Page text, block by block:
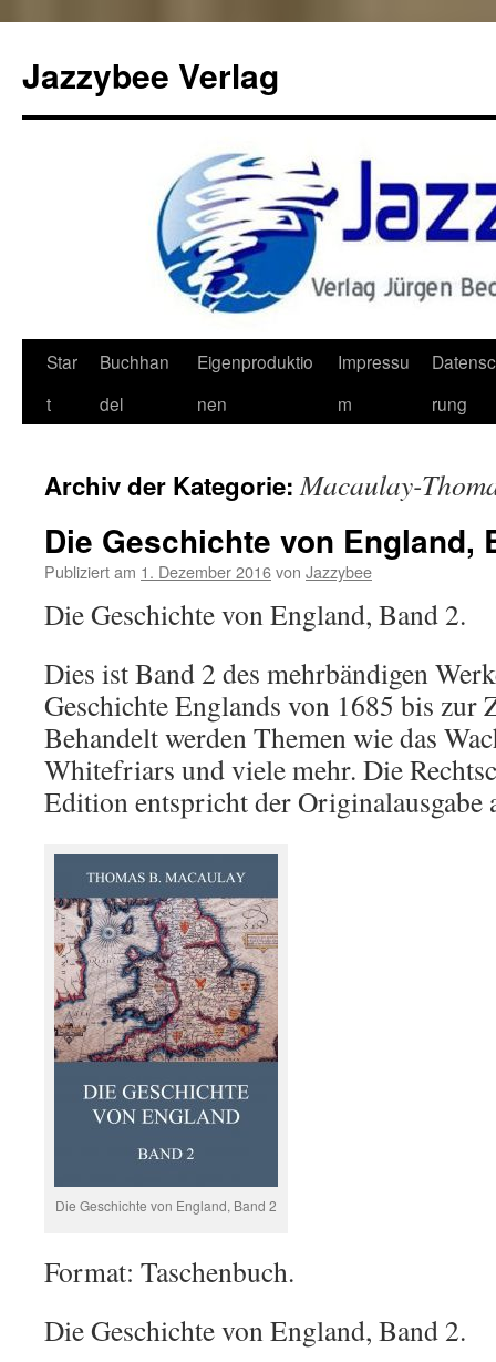
Jazzybee Verlag
Zum
Inhalt
Star
t
Buchhan
del
Eigenproduktio
nen
Impressu
m
rung
Archiv der Kategorie:Macaulay-
Die Geschichte von England,
Publiziert am 1. Dezember 2016von Jazzybee
Die Geschichte von England, Band 2.
Dies ist Band 2 des mehrbändigen
Geschichte Englands von 1685 bis zur
Behandelt werden Themen wie das
Whitefriars und viele mehr. Die
Edition entspricht der Originalausgabe
Die Geschichte von England, Band 2
Format: Taschenbuch.
Die Geschichte von England, Band 2.